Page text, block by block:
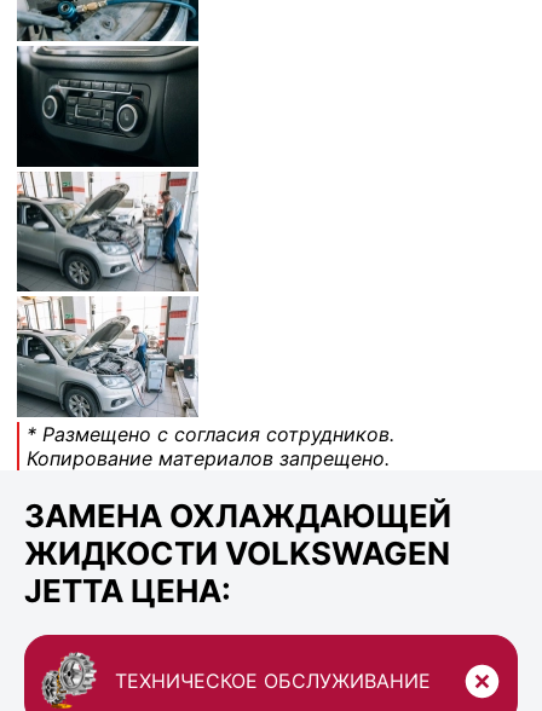
* Размещено с согласия сотрудников.
Копирование материалов запрещено.
ЗАМЕНА ОХЛАЖДАЮЩЕЙ
ЖИДКОСТИ VOLKSWAGEN
JETTA ЦЕНА:
ТЕХНИЧЕСКОЕ ОБСЛУЖИВАНИЕ